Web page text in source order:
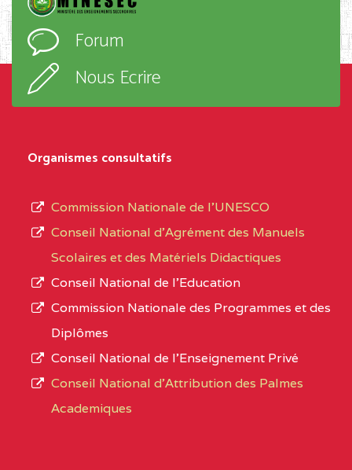
D'ENSEIGNEMENT
PROFESSIONNEL
(CEGEP) STE FOI BP
:4740 YAOUNDE
CENTRE
COLLEGE PANAFRICAIN
DE L'EXCELLENCE BP
CENTRE
COLLEGE PRIVE
l’ordre
d’enseignement,
type
L’offre
d’éducation
de
Forum
Nous Ecrire
Organismes consultatifs
Commission Nationale de l’UNESCO
Conseil National d’Agrément des Manuels
Scolaires et des Matériels Didactiques
Conseil National de l’Education
Commission Nationale des Programmes et des
Diplômes
Conseil National de l’Enseignement Privé
Conseil National d'Attribution des Palmes
Academiques